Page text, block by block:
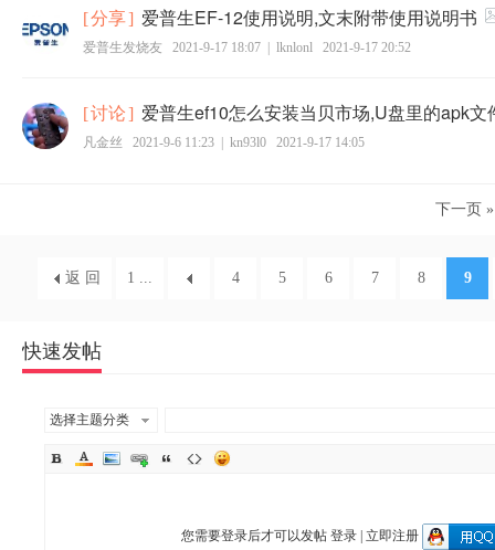
[分享] 爱普生EF-12使用说明,文末附带使用说明书
爱普生发烧友 2021-9-17 18:07 lknlonl 2021-9-17 20:52
[讨论] 爱普生ef10怎么安装当贝市场,U盘里的apk文
凡金丝 2021-9-6 11:23 kn93l0 2021-9-17 14:05
下一页 »
1 ... 4 5 6 7 8 9
返 回
快速发帖
选择主题分类
您需要登录后才可以发帖 登录 立即注册